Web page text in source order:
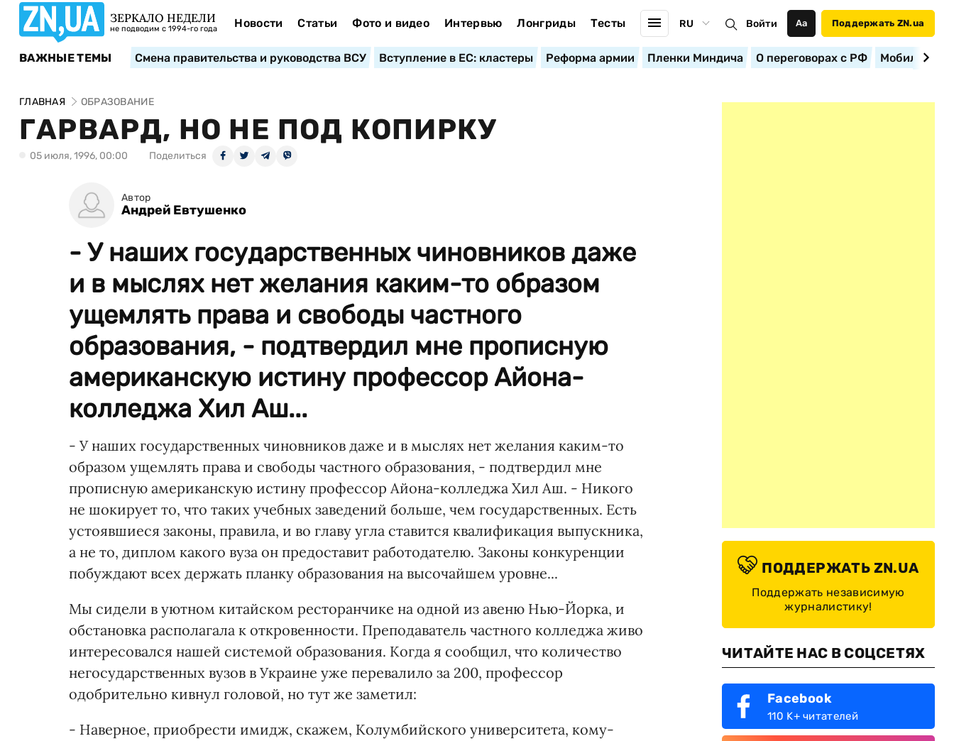
ЗЕРКАЛО НЕДЕЛИ
не подводим с 1994-го года Новости Статьи Фото и видео Интервью Лонгриды Тесты RU Войти Аа Поддержать ZN.ua
ВАЖНЫЕ ТЕМЫ Смена правительства и руководства ВСУ Вступление в ЕС: кластеры Реформа армии Пленки Миндича О переговорах с РФ
ГЛАВНАЯ ОБРАЗОВАНИЕ
ГАРВАРД, НО НЕ ПОД КОПИРКУ
05 июля, 1996, 00:00 Поделиться
Автор
Андрей Евтушенко
- У наших государственных чиновников даже
и в мыслях нет желания каким-то образом
ущемлять права и свободы частного
образования, - подтвердил мне прописную
американскую истину профессор Айона-
колледжа Хил Аш...
- У наших государственных чиновников даже и в мыслях нет желания каким-то
образом ущемлять права и свободы частного образования, - подтвердил мне
прописную американскую истину профессор Айона-колледжа Хил Аш. - Никого
не шокирует то, что таких учебных заведений больше, чем государственных. Есть
устоявшиеся законы, правила, и во главу угла ставится квалификация выпускника,
а не то, диплом какого вуза он предоставит работодателю. Законы конкуренции
побуждают всех держать планку образования на высочайшем уровне...
Мы сидели в уютном китайском ресторанчике на одной из авеню Нью-Йорка, и
обстановка располагала к откровенности. Преподаватель частного колледжа живо
интересовался нашей системой образования. Когда я сообщил, что количество
негосударственных вузов в Украине уже перевалило за 200, профессор
одобрительно кивнул головой, но тут же заметил:
- Наверное, приобрести имидж, скажем, Колумбийского университета, кому-
ПОДДЕРЖАТЬ ZN.UA
Поддержать независимую
журналистику!
ЧИТАЙТЕ НАС В СОЦСЕТЯХ
Facebook
110 K+ читателей